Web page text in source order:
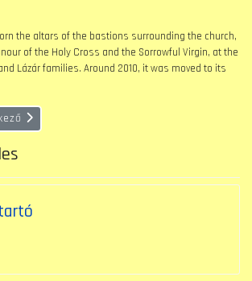
the altars of the bastions surrounding the church,
of the Holy Cross and the Sorrowful Virgin, at the
Lázár families. Around 2010, it was moved to its
cikk: Templom